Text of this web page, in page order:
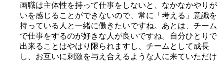
画職は主体性を持って仕事をしないと、なかなかやりが
いを感じることができないので、常に「考える」意識を
持っている人と一緒に働きたいですね。あとは、チーム
で仕事をするのが好きな人が良いですね。自分ひとりで
出来ることはやはり限られますし、チームとして成長
し、お互いに刺激を与え合えるような人に来ていただけ